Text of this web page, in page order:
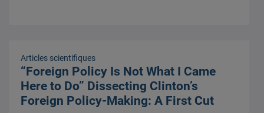
Articles scientifiques
“Foreign Policy Is Not What I Came
Here to Do” Dissecting Clinton’s
Foreign Policy-Making: A First Cut